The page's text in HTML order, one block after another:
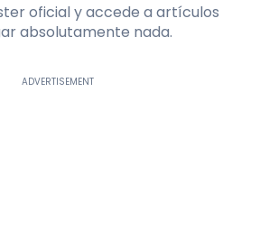
oficial y accede a artículos
absolutamente nada.
ADVERTISEMENT